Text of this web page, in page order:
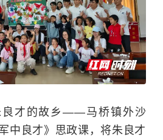
良才的故乡——马桥镇外沙
中良才》思政课，将朱良才